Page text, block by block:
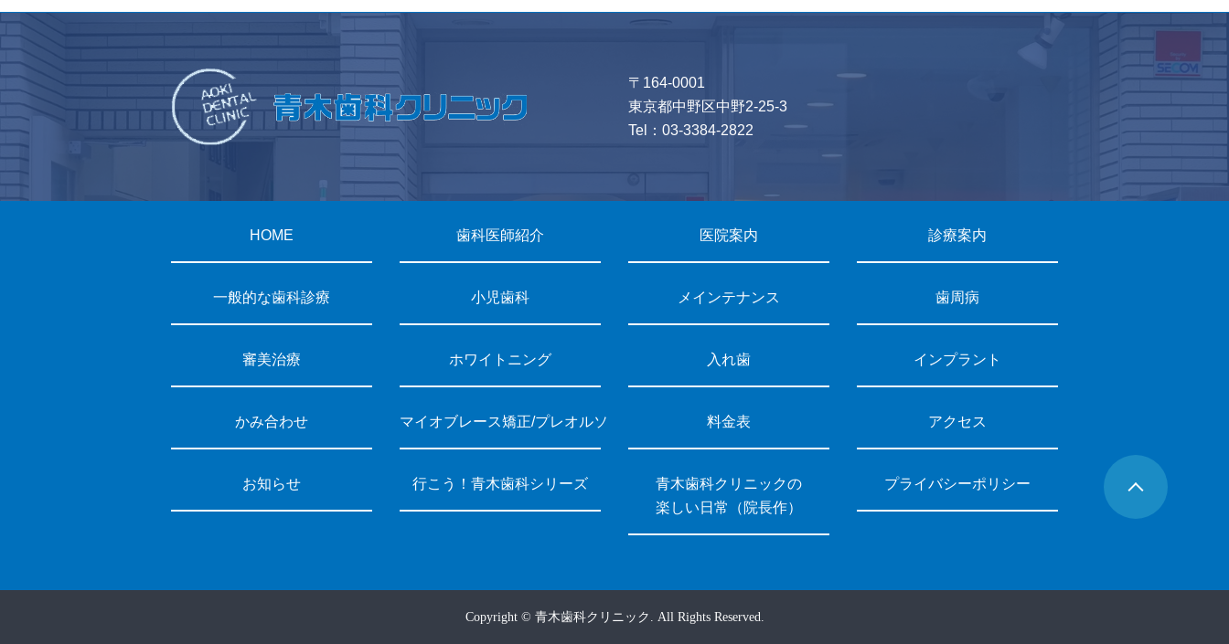
〒164-0001
東京都中野区中野2-25-3
Tel： 03-3384-2822
HOME 歯科医師紹介 医院案内 診療案内
一般的な歯科診療 小児歯科 メインテナンス 歯周病
審美治療 ホワイトニング 入れ歯 インプラント
かみ合わせ マイオブレース矯正/プレオルソ 料金表 アクセス
お知らせ 行こう！青木歯科シリーズ
青木歯科クリニックの
楽しい日常（院長作）
プライバシーポリシー
Copyright © 青木歯科クリニック. All Rights Reserved.